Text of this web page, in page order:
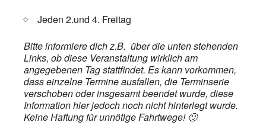
Jeden 2.und 4. Freitag
Bitte informiere dich z.B. über die unten stehenden
Links, ob diese Veranstaltung wirklich am
angegebenen Tag stattfindet. Es kann vorkommen,
dass einzelne Termine ausfallen, die Terminserie
verschoben oder insgesamt beendet wurde, diese
Information hier jedoch noch nicht hinterlegt wurde.
Keine Haftung für unnötige Fahrtwege! 🙂